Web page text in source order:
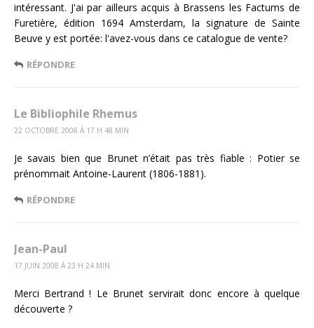
intéressant. J'ai par ailleurs acquis à Brassens les Factums de
Furetière, édition 1694 Amsterdam, la signature de Sainte
Beuve y est portée: l'avez-vous dans ce catalogue de vente?
RÉPONDRE
Le Bibliophile Rhemus
22 OCTOBRE 2008 Á 17 H 48 MIN
Je savais bien que Brunet n’était pas très fiable : Potier se
prénommait Antoine-Laurent (1806-1881).
RÉPONDRE
Jean-Paul
17 JUIN 2008 Á 23 H 24 MIN
Merci Bertrand ! Le Brunet servirait donc encore à quelque
découverte ?